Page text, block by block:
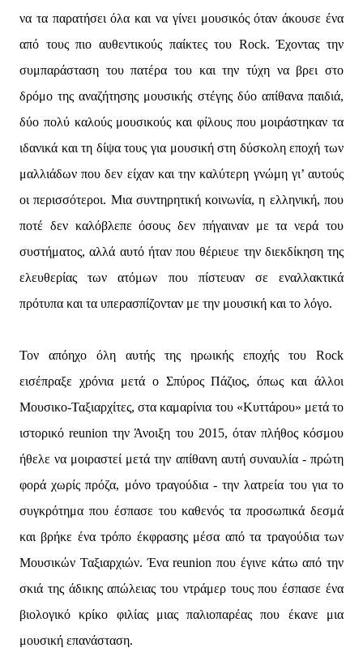
να τα παρατήσει όλα και να γίνει μουσικός όταν άκουσε ένα
από τους πιο αυθεντικούς παίκτες του Rock. Έχοντας την
συμπαράσταση του πατέρα του και την τύχη να βρει στο
δρόμο της αναζήτησης μουσικής στέγης δύο απίθανα παιδιά,
δύο πολύ καλούς μουσικούς και φίλους που μοιράστηκαν τα
ιδανικά και τη δίψα τους για μουσική στη δύσκολη εποχή των
μαλλιάδων που δεν είχαν και την καλύτερη γνώμη γι’ αυτούς
οι περισσότεροι. Μια συντηρητική κοινωνία, η ελληνική, που
ποτέ δεν καλόβλεπε όσους δεν πήγαιναν με τα νερά του
συστήματος, αλλά αυτό ήταν που θέριευε την διεκδίκηση της
ελευθερίας των ατόμων που πίστευαν σε εναλλακτικά
πρότυπα και τα υπερασπίζονταν με την μουσική και το λόγο.
Τον απόηχο όλη αυτής της ηρωικής εποχής του Rock
εισέπραξε χρόνια μετά ο Σπύρος Πάζιος, όπως και άλλοι
Μουσικο-Ταξιαρχίτες, στα καμαρίνια του «Κυττάρου» μετά το
ιστορικό reunion την Άνοιξη του 2015, όταν πλήθος κόσμου
ήθελε να μοιραστεί μετά την απίθανη αυτή συναυλία - πρώτη
φορά χωρίς πρόζα, μόνο τραγούδια - την λατρεία του για το
συγκρότημα που έσπασε του καθενός τα προσωπικά δεσμά
και βρήκε ένα τρόπο έκφρασης μέσα από τα τραγούδια των
Μουσικών Ταξιαρχιών. Ένα reunion που έγινε κάτω από την
σκιά της άδικης απώλειας του ντράμερ τους που έσπασε ένα
βιολογικό κρίκο φιλίας μιας παλιοπαρέας που έκανε μια
μουσική επανάσταση.